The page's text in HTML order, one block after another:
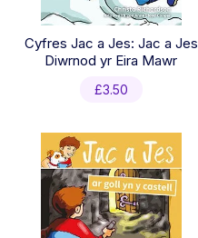
Cyfres Jac a Jes: Jac a Jes
Diwrnod yr Eira Mawr
£3.50